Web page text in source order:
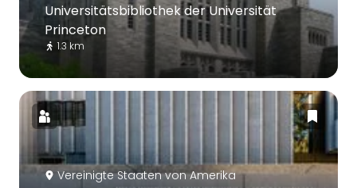
Universitätsbibliothek der Universität
Princeton
1.3 km
Vereinigte Staaten von Amerika